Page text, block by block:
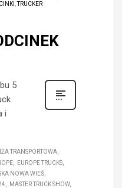
,
TRUCKER
5
i
TRANSPORTOWA
EUROPE TRUCKS
NOWA WIEŚ
MASTER TRUCK SHOW